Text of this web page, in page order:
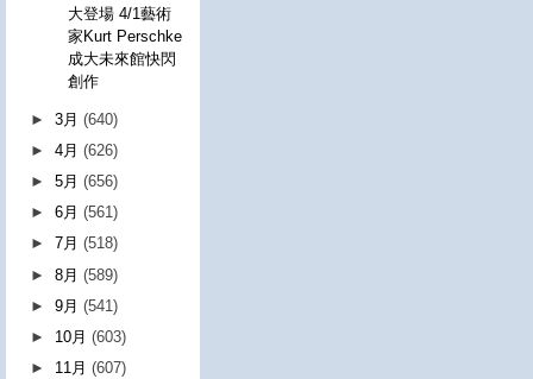
大登場 4/1藝術
家Kurt Perschke
成大未來館快閃
創作
►3月(640)
►4月(626)
►5月(656)
►6月(561)
►7月(518)
►8月(589)
►9月(541)
► 10月(603)
► 11月(607)